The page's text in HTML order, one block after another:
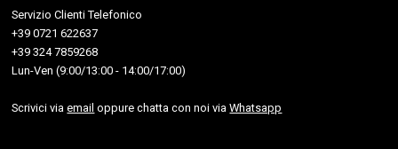
Servizio Clienti Telefonico
+39 0721 622637
+39 324 7859268
Lun-Ven (9:00/13:00 - 14:00/17:00)
Scrivici viaemail oppure chatta con noi viaWhatsapp